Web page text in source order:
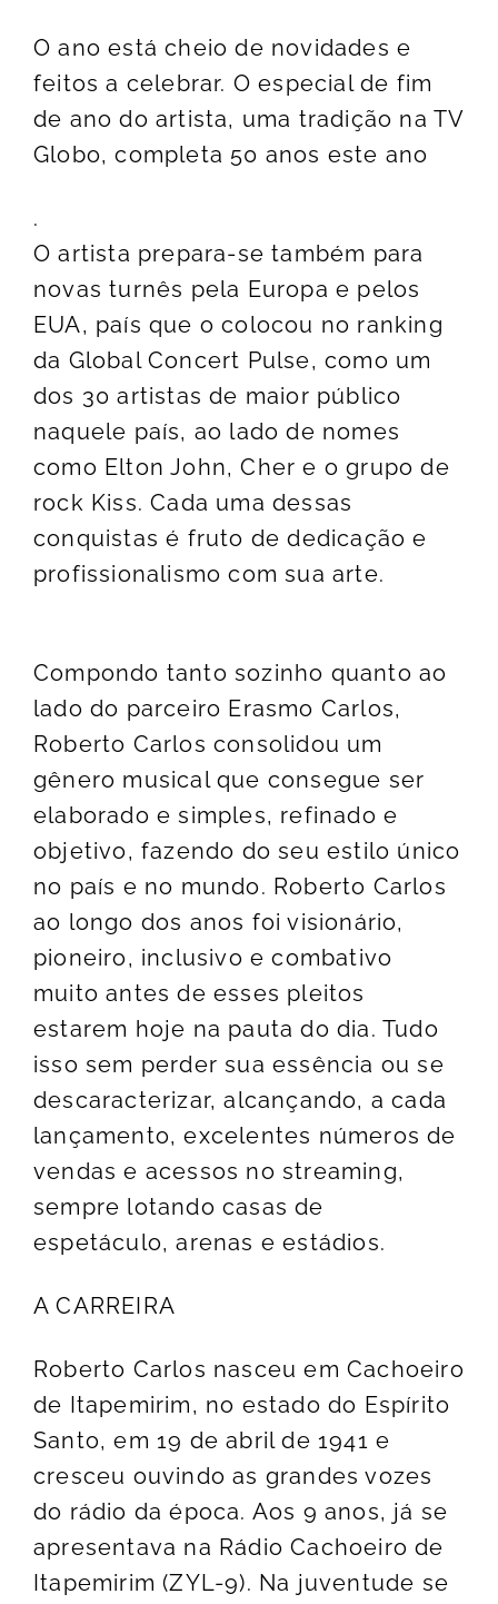
O ano está cheio de novidades e
feitos a celebrar. O especial de fim
de ano do artista, uma tradição na TV
Globo, completa 50 anos este ano
.
O artista prepara-se também para
novas turnês pela Europa e pelos
EUA, país que o colocou no ranking
da Global Concert Pulse, como um
dos 30 artistas de maior público
naquele país, ao lado de nomes
como Elton John, Cher e o grupo de
rock Kiss. Cada uma dessas
conquistas é fruto de dedicação e
profissionalismo com sua arte.
Compondo tanto sozinho quanto ao
lado do parceiro Erasmo Carlos,
Roberto Carlos consolidou um
gênero musical que consegue ser
elaborado e simples, refinado e
objetivo, fazendo do seu estilo único
no país e no mundo. Roberto Carlos
ao longo dos anos foi visionário,
pioneiro, inclusivo e combativo
muito antes de esses pleitos
estarem hoje na pauta do dia. Tudo
isso sem perder sua essência ou se
descaracterizar, alcançando, a cada
lançamento, excelentes números de
vendas e acessos no streaming,
sempre lotando casas de
espetáculo, arenas e estádios.
A CARREIRA
Roberto Carlos nasceu em Cachoeiro
de Itapemirim, no estado do Espírito
Santo, em 19 de abril de 1941 e
cresceu ouvindo as grandes vozes
do rádio da época. Aos 9 anos, já se
apresentava na Rádio Cachoeiro de
Itapemirim (ZYL-9). Na juventude se